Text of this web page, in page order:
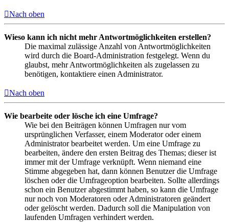
Nach oben
Wieso kann ich nicht mehr Antwortmöglichkeiten erstellen?
Die maximal zulässige Anzahl von Antwortmöglichkeiten
wird durch die Board-Administration festgelegt. Wenn du
glaubst, mehr Antwortmöglichkeiten als zugelassen zu
benötigen, kontaktiere einen Administrator.
Nach oben
Wie bearbeite oder lösche ich eine Umfrage?
Wie bei den Beiträgen können Umfragen nur vom
ursprünglichen Verfasser, einem Moderator oder einem
Administrator bearbeitet werden. Um eine Umfrage zu
bearbeiten, ändere den ersten Beitrag des Themas; dieser ist
immer mit der Umfrage verknüpft. Wenn niemand eine
Stimme abgegeben hat, dann können Benutzer die Umfrage
löschen oder die Umfrageoption bearbeiten. Sollte allerdings
schon ein Benutzer abgestimmt haben, so kann die Umfrage
nur noch von Moderatoren oder Administratoren geändert
oder gelöscht werden. Dadurch soll die Manipulation von
laufenden Umfragen verhindert werden.